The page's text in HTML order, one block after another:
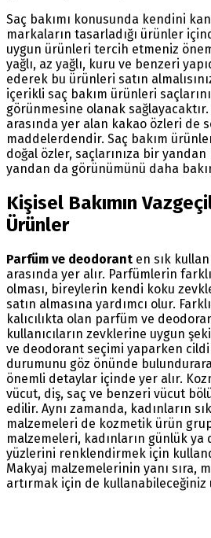
Saç bakımı konusunda kendini
markaların tasarladığı ürünler
uygun ürünleri tercih etmeniz
yağlı, az yağlı, kuru ve benzeri
ederek bu ürünleri satın
içerikli saç bakım ürünleri
görünmesine olanak
arasında yer alan kakao özleri de
maddelerdendir. Saç bakım
doğal özler, saçlarınıza bir
yandan da görünümünü daha
Kişisel Bakımın
Ürünler
Parfüm ve deodorant en sık
arasında yer alır. Parfümlerin
olması, bireylerin kendi koku
satın almasına yardımcı olur.
kalıcılıkta olan parfüm ve
kullanıcıların zevklerine uygun
ve deodorant seçimi yaparken
durumunu göz önünde
önemli detaylar içinde yer alır.
vücut, diş, saç ve benzeri vücut
edilir. Aynı zamanda, kadınların
malzemeleri de kozmetik ürün
malzemeleri, kadınların günlük
yüzlerini renklendirmek için
Makyaj malzemelerinin yanı sıra,
artırmak için de